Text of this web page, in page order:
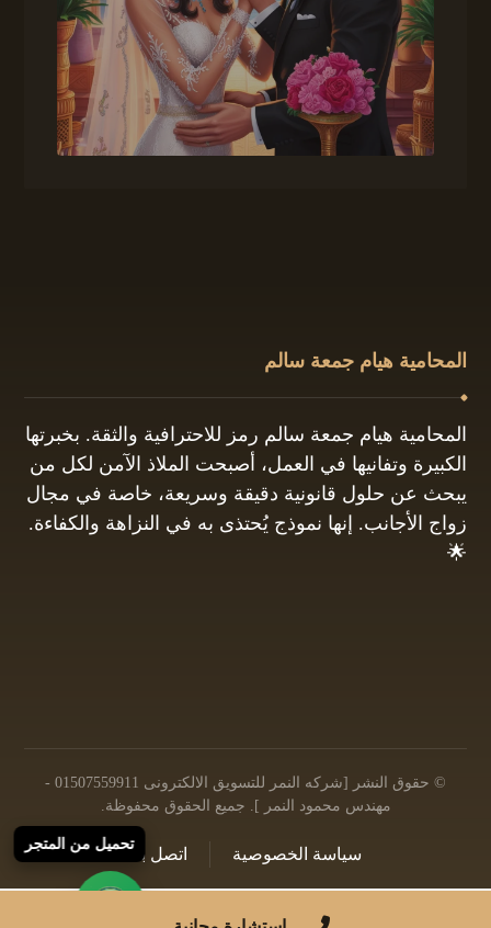
المحامية هيام جمعة سالم
المحامية هيام جمعة سالم رمز للاحترافية والثقة. بخبرتها
الكبيرة وتفانيها في العمل، أصبحت الملاذ الآمن لكل من
يبحث عن حلول قانونية دقيقة وسريعة، خاصة في مجال
زواج الأجانب. إنها نموذج يُحتذى به في النزاهة والكفاءة.
🌟
© حقوق النشر [شركه النمر للتسويق الالكترونى 01507559911 -
مهندس محمود النمر ]. جميع الحقوق محفوظة.
اتصل بنا سياسة الخصوصية
تحميل من المتجر